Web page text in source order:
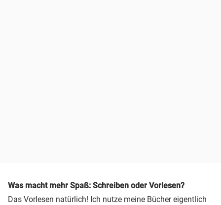
Was macht mehr Spaß: Schreiben oder Vorlesen?
Das Vorlesen natürlich! Ich nutze meine Bücher eigentlich